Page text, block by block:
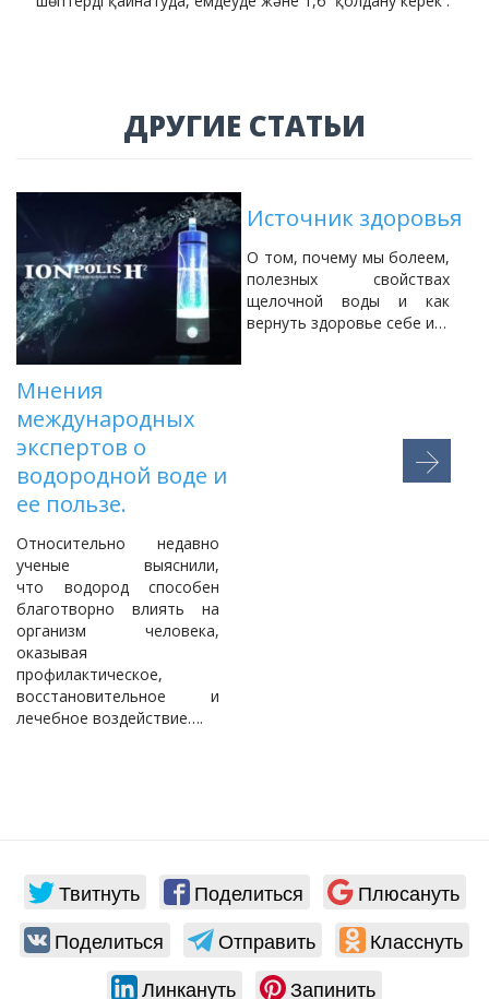
ДРУГИЕ СТАТЬИ
Мнения
международных
экспертов о
водородной воде и
ее пользе.
Относительно недавно
ученые выяснили,
что водород способен
благотворно влиять на
организм человека,
оказывая
профилактическое,
восстановительное и
лечебное воздействие….
Источник здоровья
О том, почему мы болеем,
полезных свойствах
щелочной воды и как
вернуть здоровье себе и…
Твитнуть Поделиться
Плюсануть
Поделиться
Отправить
Класснуть
Линкануть
Запинить